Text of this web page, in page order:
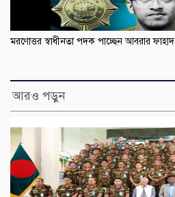
মরণোত্তর স্বাধীনতা পদক পাচ্ছেন আবরার ফাহাদ
আরও পড়ুন